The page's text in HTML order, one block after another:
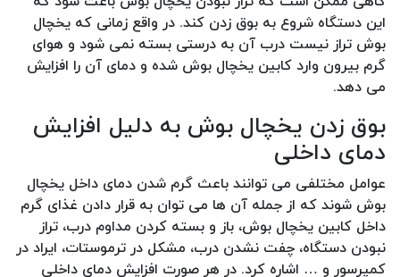
این دستگاه شروع به بوق زدن کند. در واقع زمانی که یخچال
بوش تراز نیست درب آن به درستی بسته نمی شود و هوای
گرم بیرون وارد کابین یخچال بوش شده و دمای آن را افزایش
می دهد.
بوق زدن یخچال بوش به دلیل افزایش
دمای داخلی
عوامل مختلفی می توانند باعث گرم شدن دمای داخل یخچال
بوش شوند که از جمله آن ها می توان به قرار دادن غذای گرم
داخل کابین یخچال بوش، باز و بسته کردن مداوم درب، تراز
نبودن دستگاه، چفت نشدن درب، مشکل در ترموستات، ایراد در
کمپرسور و … اشاره کرد. در هر صورت افزایش دمای داخلی